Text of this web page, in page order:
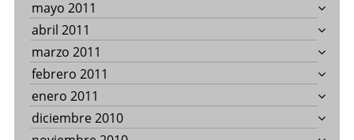
mayo 2011
abril 2011
marzo 2011
febrero 2011
enero 2011
diciembre 2010